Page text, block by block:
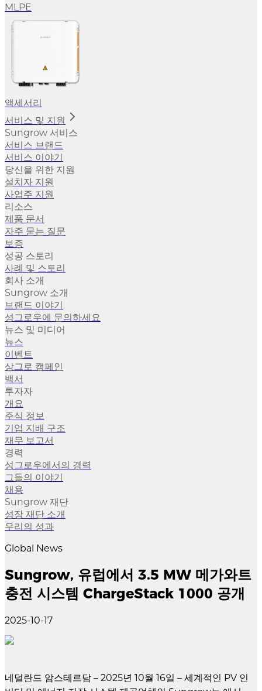
MLPE
액세서리
서비스 및 지원
Sungrow 서비스
서비스 브랜드
서비스 이야기
당신을 위한 지원
설치자 지원
사업주 지원
리소스
제품 문서
자주 묻는 질문
보증
성공 스토리
사례 및 스토리
회사 소개
Sungrow 소개
브랜드 이야기
성그로우에 문의하세요
뉴스 및 미디어
뉴스
이벤트
상그로 캠페인
백서
투자자
개요
주식 정보
기업 지배 구조
재무 보고서
경력
성그로우에서의 경력
그들의 이야기
채용
Sungrow 재단
성장 재단 소개
우리의 성과
Global News
Sungrow, 유럽에서 3.5 MW 메가와트
충전 시스템 ChargeStack 1000 공개
2025-10-17
네덜란드 암스테르담 – 2025년 10월 16일 – 세계적인 PV 인